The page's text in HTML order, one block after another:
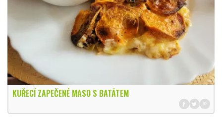
KUŘECÍ ZAPEČENÉ MASO S BATÁTEM